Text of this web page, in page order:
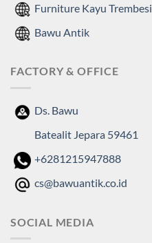
Furniture Kayu Trembesi
Bawu Antik
FACTORY & OFFICE
Ds. Bawu
Batealit Jepara 59461
+6281215947888
cs@bawuantik.co.id
SOCIAL MEDIA